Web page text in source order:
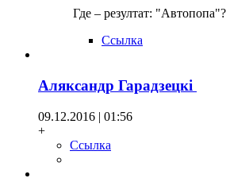
Где – резултат: "Автопопа"?
Ссылка
Аляксандр Гарадзецкi
09.12.2016 | 01:56
+
Ссылка